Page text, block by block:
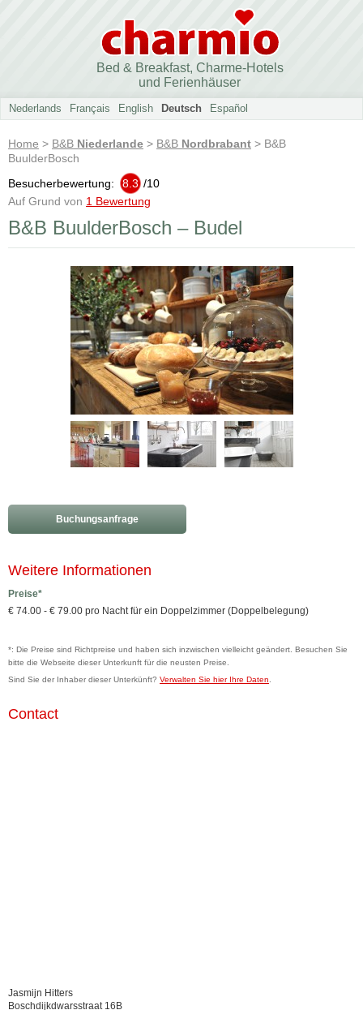
Bed & Breakfast, Charme-Hotels
und Ferienhäuser
Nederlands Français English Deutsch Español
Home > B&B Niederlande > B&B Nordbrabant > B&B
BuulderBosch
Besucherbewertung:
8.3 /10
Auf Grund von 1 Bewertung
B&B BuulderBosch – Budel
Buchungsanfrage
Weitere Informationen
Preise*
€ 74.00 - € 79.00 pro Nacht für ein Doppelzimmer (Doppelbelegung)
*: Die Preise sind Richtpreise und haben sich inzwischen vielleicht geändert. Besuchen Sie
bitte die Webseite dieser Unterkunft für die neusten Preise.
Sind Sie der Inhaber dieser Unterkünft? Verwalten Sie hier Ihre Daten
Contact
Jasmijn Hitters
Boschdijkdwarsstraat 16B